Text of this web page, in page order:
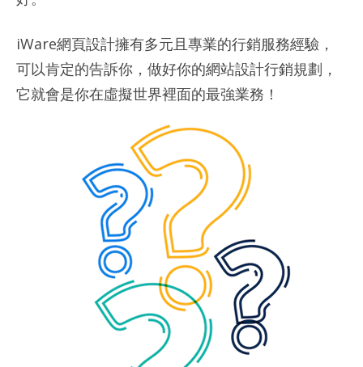
iWare網頁設計擁有多元且專業的行銷服務經驗，
可以肯定的告訴你，做好你的網站設計行銷規劃，
它就會是你在虛擬世界裡面的最強業務！